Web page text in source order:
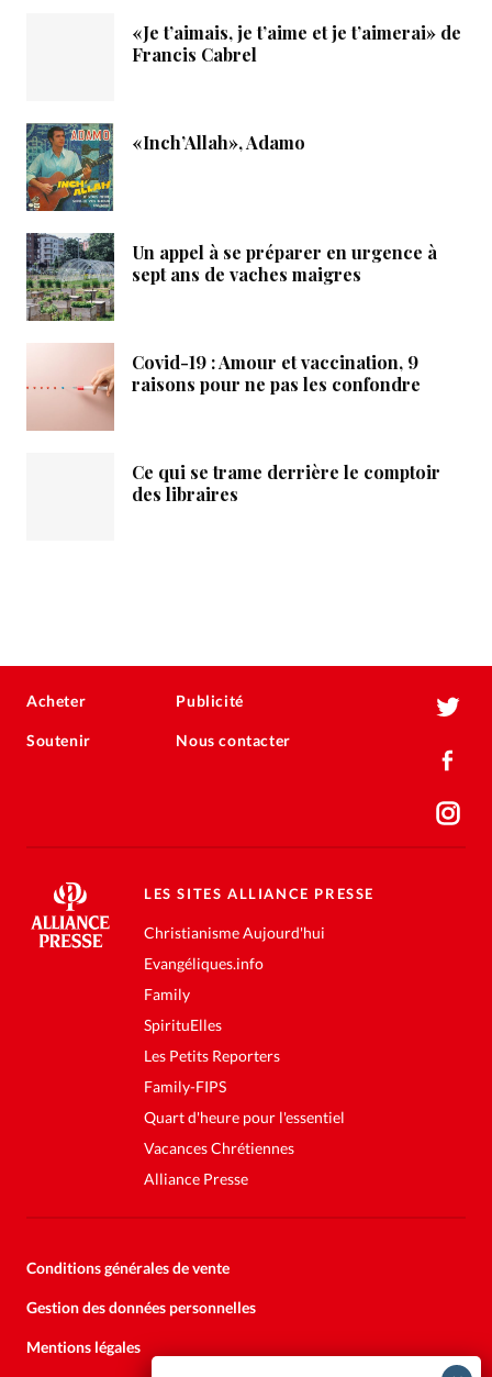
«Je t’aimais, je t’aime et je t’aimerai» de
Francis Cabrel
«Inch’Allah», Adamo
Un appel à se préparer en urgence à
sept ans de vaches maigres
Covid-19 : Amour et vaccination, 9
raisons pour ne pas les confondre
Ce qui se trame derrière le comptoir
des libraires
Acheter
Soutenir
Publicité
Nous contacter
LES SITES ALLIANCE PRESSE
Christianisme Aujourd'hui
Evangéliques.info
Family
SpirituElles
Les Petits Reporters
Family-FIPS
Quart d'heure pour l'essentiel
Vacances Chrétiennes
Alliance Presse
Conditions générales de vente
Gestion des données personnelles
Mentions légales